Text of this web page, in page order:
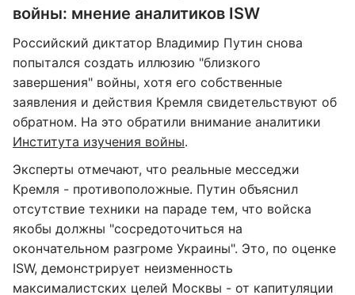
войны: мнение аналитиков ISW
Российский диктатор Владимир Путин снова
попытался создать иллюзию "близкого
завершения" войны, хотя его собственные
заявления и действия Кремля свидетельствуют об
обратном. На это обратили внимание аналитики
Института изучения войны.
Эксперты отмечают, что реальные месседжи
Кремля - противоположные. Путин объяснил
отсутствие техники на параде тем, что войска
якобы должны "сосредоточиться на
окончательном разгроме Украины". Это, по оценке
ISW, демонстрирует неизменность
максималистских целей Москвы - от капитуляции